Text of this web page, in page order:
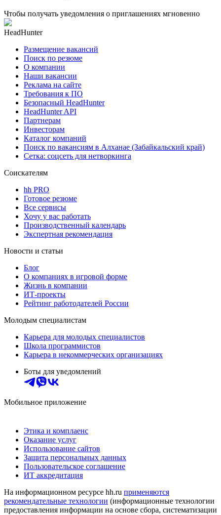
Чтобы получать уведомления о приглашениях мгновенно
HeadHunter
Размещение вакансий
Поиск по резюме
О компании
Наши вакансии
Реклама на сайте
Требования к ПО
Безопасный HeadHunter
HeadHunter API
Партнерам
Инвесторам
Каталог компаний
Поиск по вакансиям в Алханае (Забайкальский край)
Сетка: соцсеть для нетворкинга
Соискателям
hh PRO
Готовое резюме
Все сервисы
Хочу у вас работать
Производственный календарь
Экспертная рекомендация
Новости и статьи
Блог
О компаниях в игровой форме
Жизнь в компании
ИТ-проекты
Рейтинг работодателей России
Молодым специалистам
Карьера для молодых специалистов
Школа программистов
Карьера в некоммерческих организациях
Боты для уведомлений
Мобильное приложение
Этика и комплаенс
Оказание услуг
Использование сайтов
Защита персональных данных
Пользовательское соглашение
ИТ аккредитация
На информационном ресурсе hh.ru применяются
рекомендательные технологии (информационные технологии
предоставления информации на основе сбора, систематизации